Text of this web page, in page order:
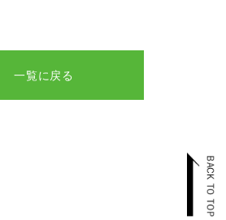
一覧に戻る